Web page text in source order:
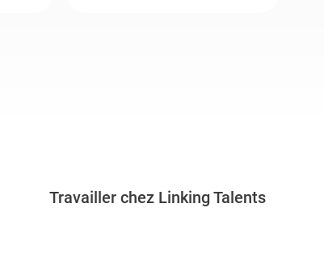
Travailler chez Linking Talents